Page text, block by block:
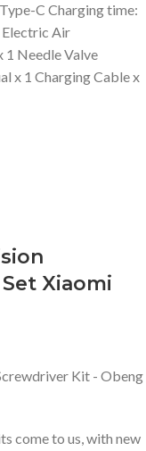
C Charging time:
Electric Air
1 Needle Valve
x 1 Charging Cable x
Xiaomi
Kit - Obeng
come to us, with new